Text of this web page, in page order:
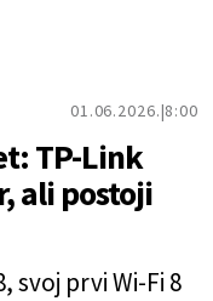
01.06.2026. 8:00
TP-Link
ali postoji
svoj prvi Wi-Fi 8